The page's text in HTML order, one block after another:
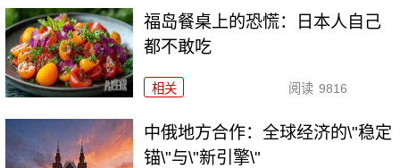
福岛餐桌上的恐慌：日本人自己
都不敢吃
相关 阅读 9816
中俄地方合作：全球经济的\"稳定
锚\"与\"新引擎\"